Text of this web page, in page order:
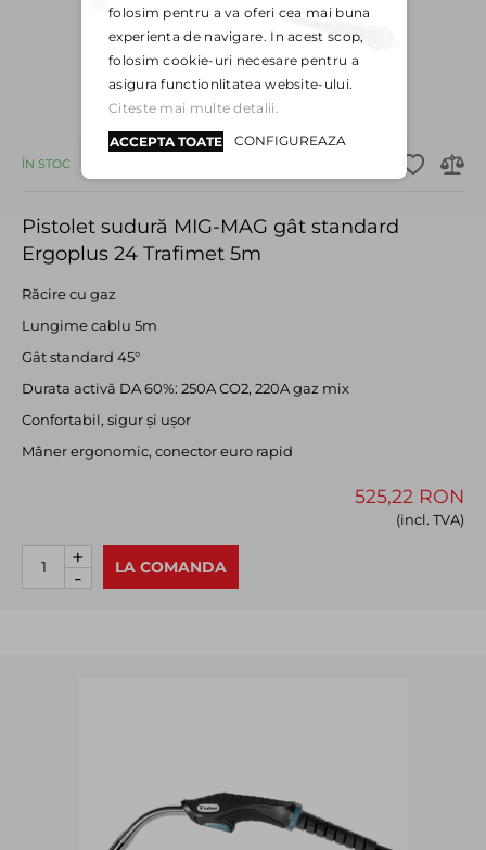
ÎN STOC
Pistolet sudură MIG-MAG gât standard
Ergoplus 24 Trafimet 5m
Răcire cu gaz
Lungime cablu 5m
Gât standard 45°
Durata activă DA 60%: 250A CO2, 220A gaz mix
Confortabil, sigur și ușor
Mâner ergonomic, conector euro rapid
525,22 RON
(incl. TVA)
LA COMANDA
+
-
folosim pentru a va oferi cea mai buna
experienta de navigare. In acest scop,
folosim cookie-uri necesare pentru a
asigura functionlitatea website-ului.
Citeste mai multe detalii.
ACCEPTA TOATE CONFIGUREAZA